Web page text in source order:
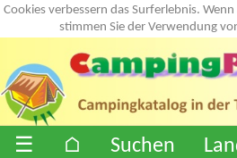
Cookies verbessern das Surferlebnis.
stimmen Sie der Verwendung
☰ ⌂ Suchen